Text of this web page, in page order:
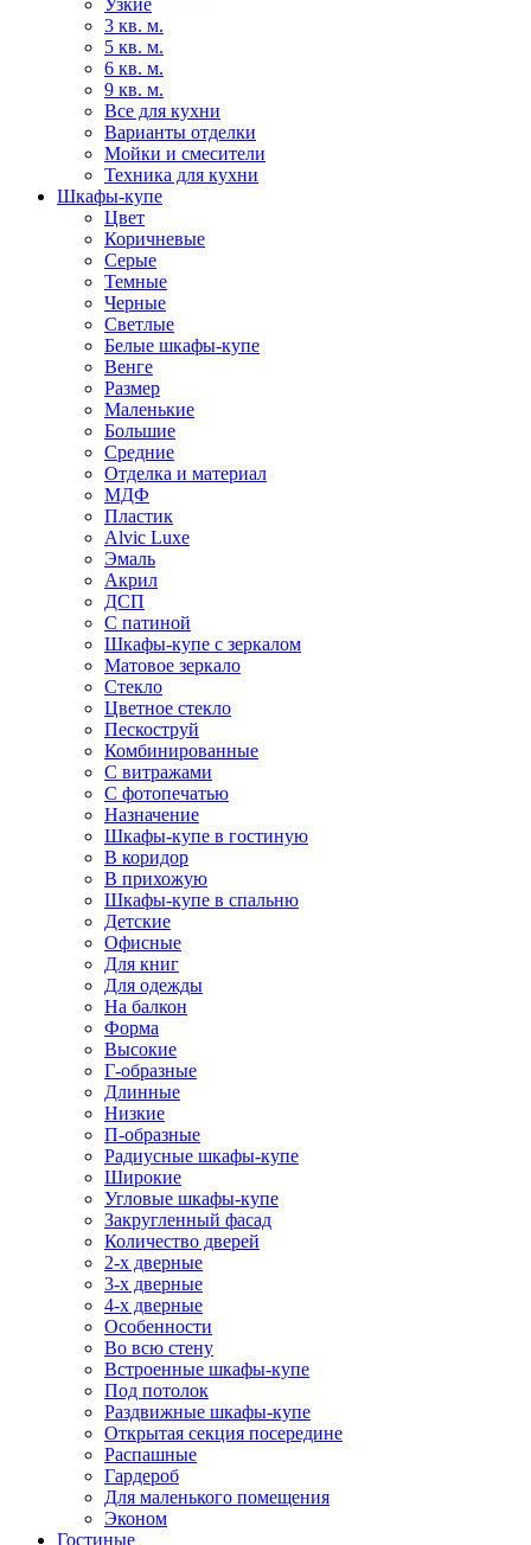
Узкие
3 кв. м.
5 кв. м.
6 кв. м.
9 кв. м.
Все для кухни
Варианты отделки
Мойки и смесители
Техника для кухни
Шкафы-купе
Цвет
Коричневые
Серые
Темные
Черные
Светлые
Белые шкафы-купе
Венге
Размер
Маленькие
Большие
Средние
Отделка и материал
МДФ
Пластик
Alvic Luxe
Эмаль
Акрил
ДСП
С патиной
Шкафы-купе с зеркалом
Матовое зеркало
Стекло
Цветное стекло
Пескоструй
Комбинированные
С витражами
С фотопечатью
Назначение
Шкафы-купе в гостиную
В коридор
В прихожую
Шкафы-купе в спальню
Детские
Офисные
Для книг
Для одежды
На балкон
Форма
Высокие
Г-образные
Длинные
Низкие
П-образные
Радиусные шкафы-купе
Широкие
Угловые шкафы-купе
Закругленный фасад
Количество дверей
2-х дверные
3-х дверные
4-х дверные
Особенности
Во всю стену
Встроенные шкафы-купе
Под потолок
Раздвижные шкафы-купе
Открытая секция посередине
Распашные
Гардероб
Для маленького помещения
Эконом
Гостиные